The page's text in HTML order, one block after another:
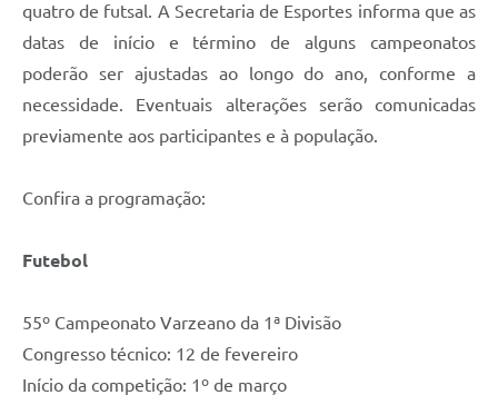
Legislação
IPTU Selo Verde
Notícias
quatro de futsal. A Secretaria de Esportes informa que as
datas de início e término de alguns campeonatos
poderão ser ajustadas ao longo do ano, conforme a
necessidade. Eventuais alterações serão comunicadas
previamente aos participantes e à população.
Confira a programação:
Futebol
55º Campeonato Varzeano da 1ª Divisão
Congresso técnico: 12 de fevereiro
Início da competição: 1º de março